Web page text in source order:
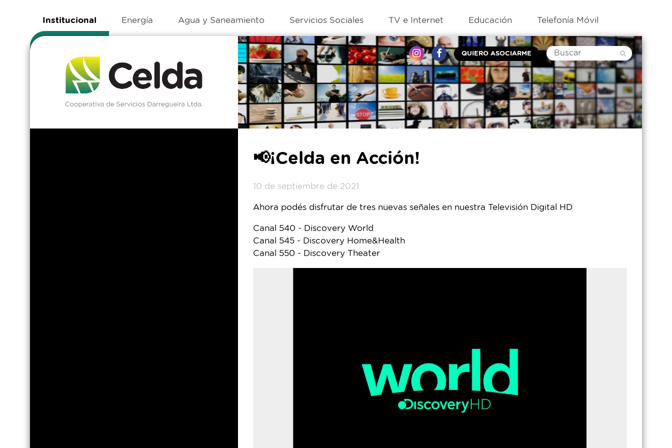
Institucional Energía Agua y Saneamiento Servicios Sociales TV e Internet Educación Telefonía Móvil
QUIERO ASOCIARME
📢¡Celda en Acción!
10 de septiembre de 2021
Ahora podés disfrutar de tres nuevas señales en nuestra Televisión Digital HD
Canal 540 - Discovery World
Canal 545 - Discovery Home&Health
Canal 550 - Discovery Theater